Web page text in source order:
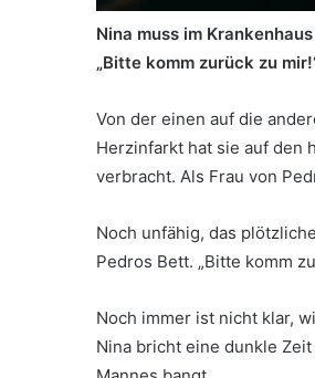
Nina muss im
„Bitte komm zurück zu
Von der einen auf die
Herzinfarkt hat sie auf den
verbracht. Als Frau von
Noch unfähig, das
Pedros Bett. „Bitte komm
Noch immer ist nicht klar,
Nina bricht eine dunkle